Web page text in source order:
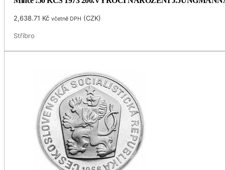
2,638.71 Kč včetně DPH (CZK)
Stříbro